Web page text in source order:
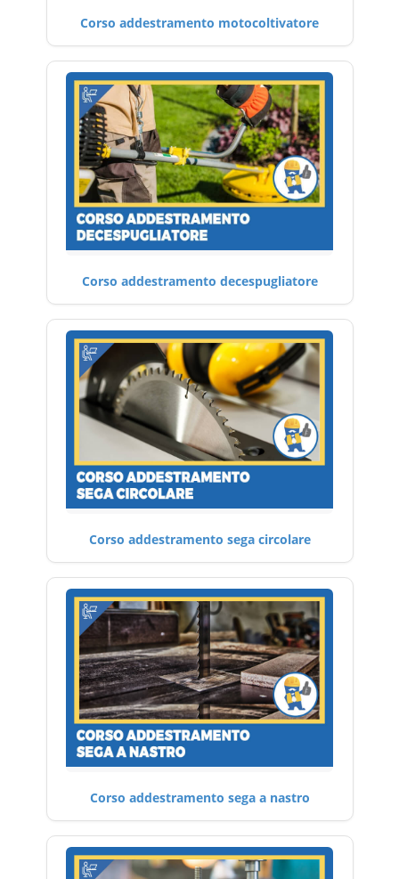
Corso addestramento motocoltivatore
Corso addestramento decespugliatore
Corso addestramento sega circolare
Corso addestramento sega a nastro